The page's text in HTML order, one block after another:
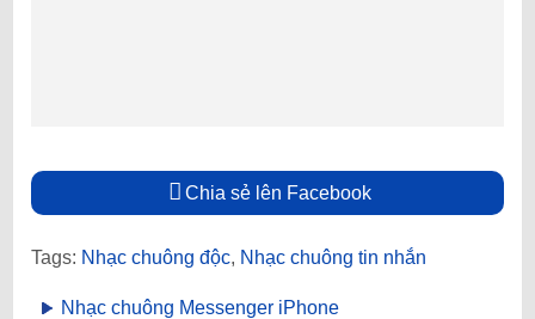
Chia sẻ lên Facebook
Tags: Nhạc chuông độc, Nhạc chuông tin nhắn
Nhạc chuông Messenger iPhone